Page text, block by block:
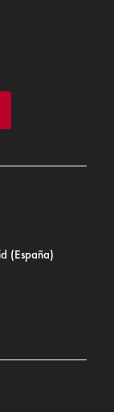
(España)